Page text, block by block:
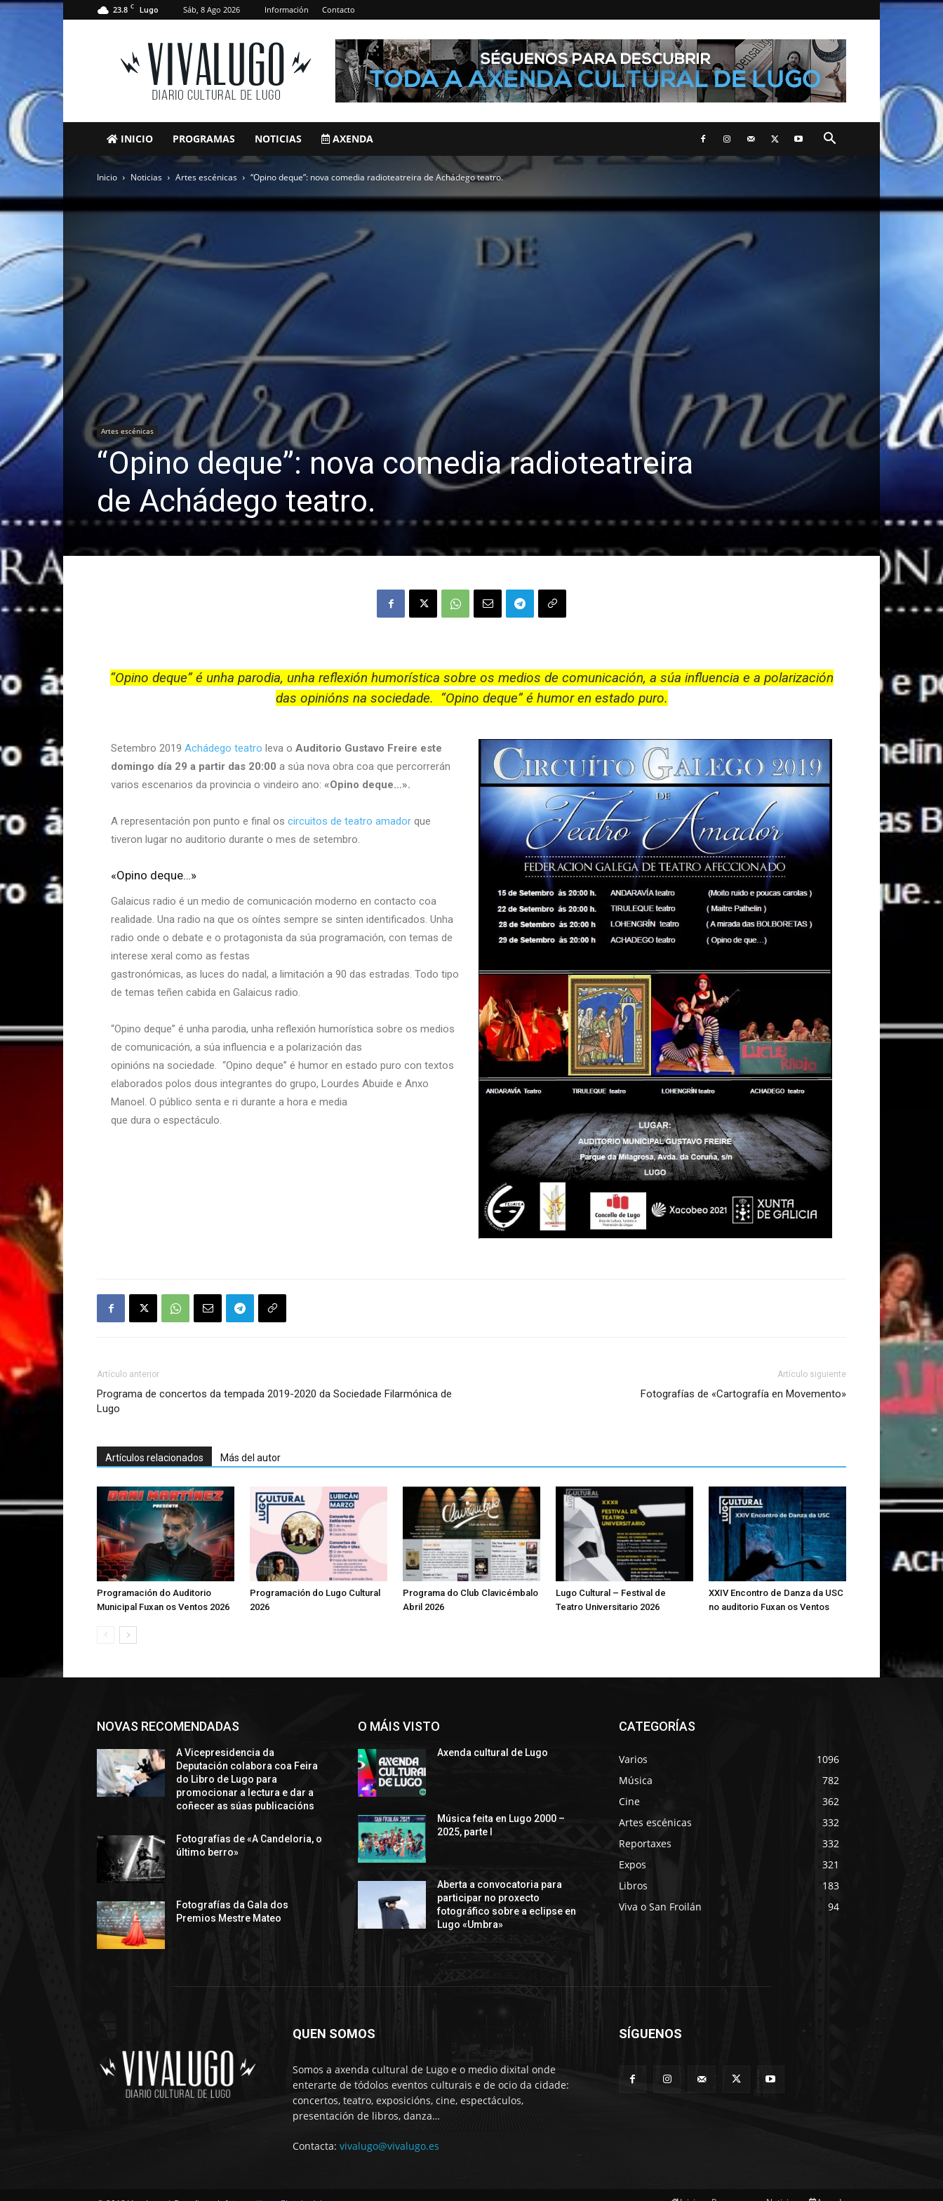
23.8 C Lugo Sáb, 8 Ago 2026 Información Contacto
VivaLugo
INICIO PROGRAMAS NOTICIAS AXENDA
Inicio Noticias Artes escénicas “Opino deque”: nova comedia radioteatreira de Achádego teatro.
Artes escénicas
“Opino deque”: nova comedia radioteatreira
de Achádego teatro.
“Opino deque” é unha parodia, unha reflexión humorística sobre os medios de comunicación, a súa influencia e a polarización
das opinións na sociedade. “Opino deque” é humor en estado puro.
Setembro 2019 Achádego teatro leva o Auditorio Gustavo Freire este
domingo día 29 a partir das 20:00 a súa nova obra coa que percorrerán
varios escenarios da provincia o vindeiro ano: «Opino deque…».
A representación pon punto e final os circuitos de teatro amador que
tiveron lugar no auditorio durante o mes de setembro.
«Opino deque…»
Galaicus radio é un medio de comunicación moderno en contacto coa
realidade. Una radio na que os oíntes sempre se sinten identificados. Unha
radio onde o debate e o protagonista da súa programación, con temas de
interese xeral como as festas
gastronómicas, as luces do nadal, a limitación a 90 das estradas. Todo tipo
de temas teñen cabida en Galaicus radio.
“Opino deque” é unha parodia, unha reflexión humorística sobre os medios
de comunicación, a súa influencia e a polarización das
opinións na sociedade. “Opino deque” é humor en estado puro con textos
elaborados polos dous integrantes do grupo, Lourdes Abuide e Anxo
Manoel. O público senta e ri durante a hora e media
que dura o espectáculo.
Artículo anterior
Programa de concertos da tempada 2019-2020 da Sociedade Filarmónica de
Lugo
Artículo siguiente
Fotografías de «Cartografía en Movemento»
Artículos relacionados Más del autor
Programación do Auditorio
Municipal Fuxan os Ventos 2026
Programación do Lugo Cultural
2026
Programa do Club Clavicémbalo
Abril 2026
Lugo Cultural – Festival de
Teatro Universitario 2026
XXIV Encontro de Danza da USC
no auditorio Fuxan os Ventos
NOVAS RECOMENDADAS
A Vicepresidencia da
Deputación colabora coa Feira
do Libro de Lugo para
promocionar a lectura e dar a
coñecer as súas publicacións
Fotografías de «A Candeloria, o
último berro»
Fotografías da Gala dos
Premios Mestre Mateo
O MÁIS VISTO
Axenda cultural de Lugo
Música feita en Lugo 2000 –
2025, parte I
Aberta a convocatoria para
participar no proxecto
fotográfico sobre a eclipse en
Lugo «Umbra»
CATEGORÍAS
Varios
1096
Música
782
Cine
362
Artes escénicas
332
Reportaxes
332
Expos
321
Libros
183
Viva o San Froilán
94
QUEN SOMOS
Somos a axenda cultural de Lugo e o medio dixital onde
enterarte de tódolos eventos culturais e de ocio da cidade:
concertos, teatro, exposicións, cine, espectáculos,
presentación de libros, danza…
Contacta: vivalugo@vivalugo.es
SÍGUENOS